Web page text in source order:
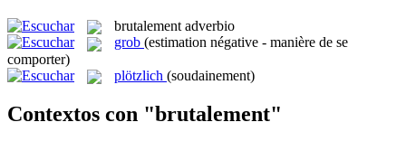
brutalement adverbio
grob (estimation négative - manière de se
comporter)
plötzlich (soudainement)
Contextos con "brutalement"